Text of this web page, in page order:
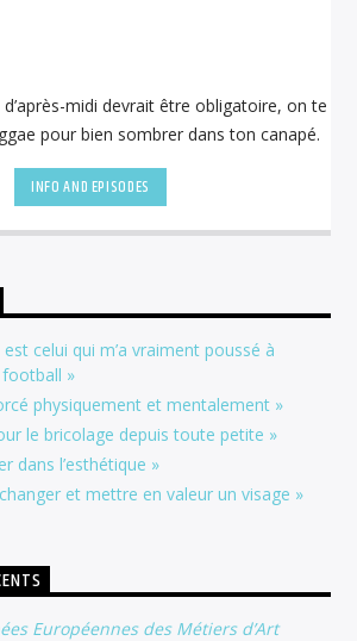
midi devrait être obligatoire, on te
pour bien sombrer dans ton canapé.
INFO AND EPISODES
celui qui m’a vraiment poussé à
football »
physiquement et mentalement »
le bricolage depuis toute petite »
dans l’esthétique »
et mettre en valeur un visage »
Européennes des Métiers d’Art